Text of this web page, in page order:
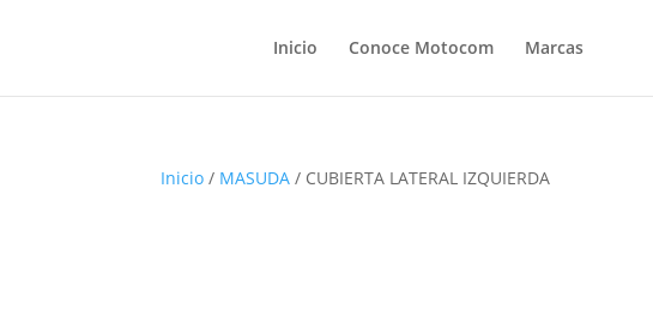
Inicio Conoce Motocom Marcas
Inicio / MASUDA / CUBIERTA LATERAL IZQUIERDA